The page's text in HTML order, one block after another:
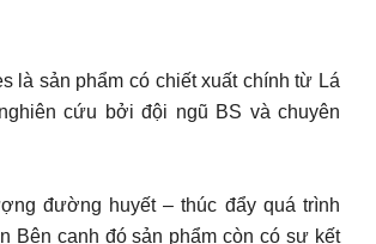
là sản phẩm có chiết xuất chính từ Lá
cứu bởi đội ngũ BS và chuyên
đường huyết – thúc đẩy quá trình
Bên cạnh đó sản phẩm còn có sự kết